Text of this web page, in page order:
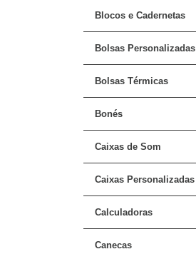
Blocos e Cadernetas
Bolsas Personalizadas
Bolsas Térmicas
Bonés
Caixas de Som
Caixas Personalizadas
Calculadoras
Canecas